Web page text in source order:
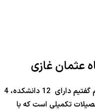
عثمان غازی
دانشگاه عثمان قاضی همانطور که قبلا هم گفتیم دارای 12 دانشکده، 4
و 5 مدرسه تحصیلات تکمیلی است که با